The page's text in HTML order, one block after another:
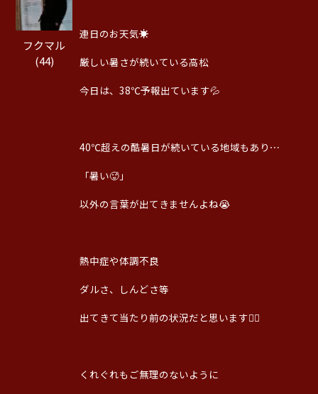
フクマル
(44)
連日のお天気☀️
厳しい暑さが続いている高松
今日は、38℃予報出ています💦
40℃超えの酷暑日が続いている地域もあり⋯
「暑い🥵」
以外の言葉が出てきませんよね😭
熱中症や体調不良
ダルさ、しんどさ等
出てきて当たり前の状況だと思います😵‍💫
くれぐれもご無理のないように